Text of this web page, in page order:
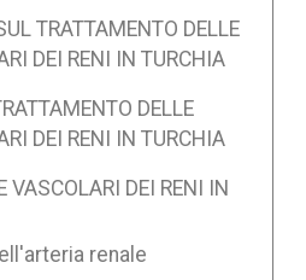
TRATTAMENTO DELLE
DEI RENI IN TURCHIA
DELLE
DEI RENI IN TURCHIA
VASCOLARI DEI RENI IN
renale